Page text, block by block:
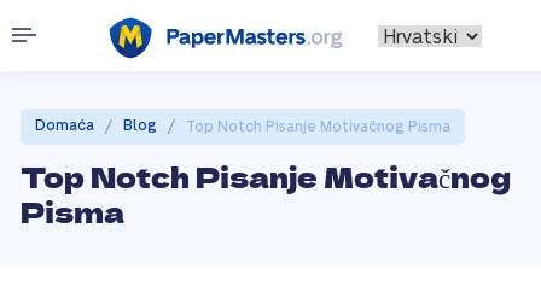
Domaća / Blog / Top Notch Pisanje Motivačnog Pisma
Top Notch Pisanje Motivačnog
Pisma